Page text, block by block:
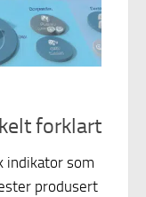
forklart
indikator som
produsert